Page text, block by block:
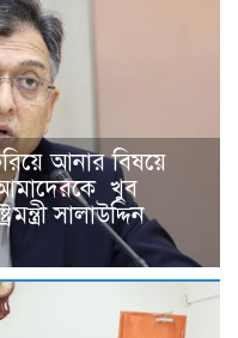
আনার বিষয়ে
খুব
সালাউদ্দিন